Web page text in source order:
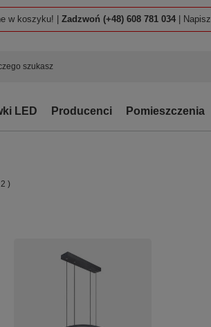
w koszyku! | Zadzwoń (+48) 608 781 034 |
LED Producenci Pomieszczenia
2 )